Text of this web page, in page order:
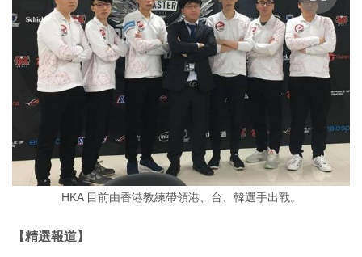
HKA 目前由香港教練帶領港、台、韓選手出戰。
【精選報道】